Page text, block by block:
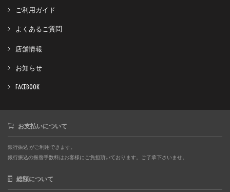
ご利用ガイド
よくあるご質問
店舗情報
お知らせ
FACEBOOK
お支払いについて
銀行振込 がご利用できます。
銀行振込の振替手数料はお客様にご負担頂いております。ご了承下さいませ。
総額について